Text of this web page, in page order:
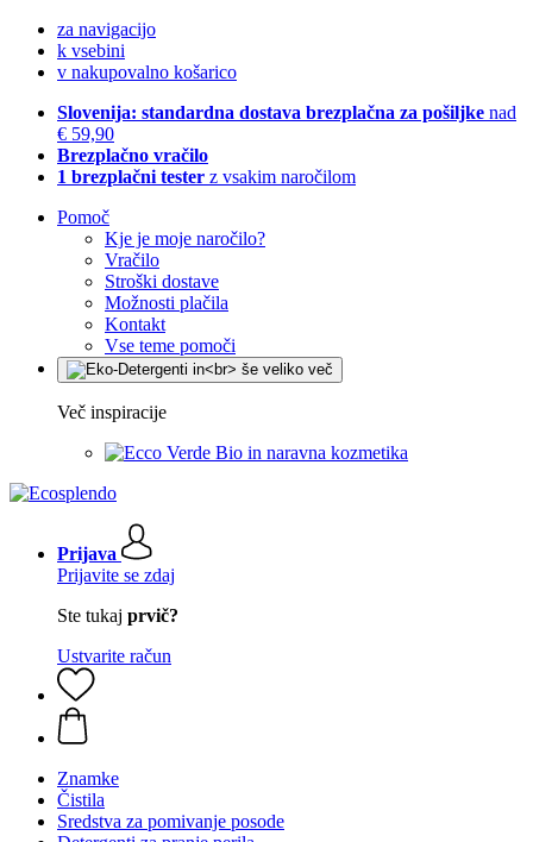
za navigacijo
k vsebini
v nakupovalno košarico
Slovenija: standardna dostava brezplačna za pošiljke nad
€ 59,90
Brezplačno vračilo
1 brezplačni tester z vsakim naročilom
Pomoč
Kje je moje naročilo?
Vračilo
Stroški dostave
Možnosti plačila
Kontakt
Vse teme pomoči
Več inspiracije
Bio in naravna kozmetika
Prijava
Prijavite se zdaj
Ste tukaj prvič?
Ustvarite račun
Znamke
Čistila
Sredstva za pomivanje posode